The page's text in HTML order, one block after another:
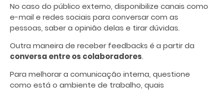
No caso do público externo, disponibilize canais como
e-mail e redes sociais para conversar com as
pessoas, saber a opinião delas e tirar dúvidas.
Outra maneira de receber feedbacks é a partir da
conversa entre os colaboradores.
Para melhorar a comunicação interna, questione
como está o ambiente de trabalho, quais